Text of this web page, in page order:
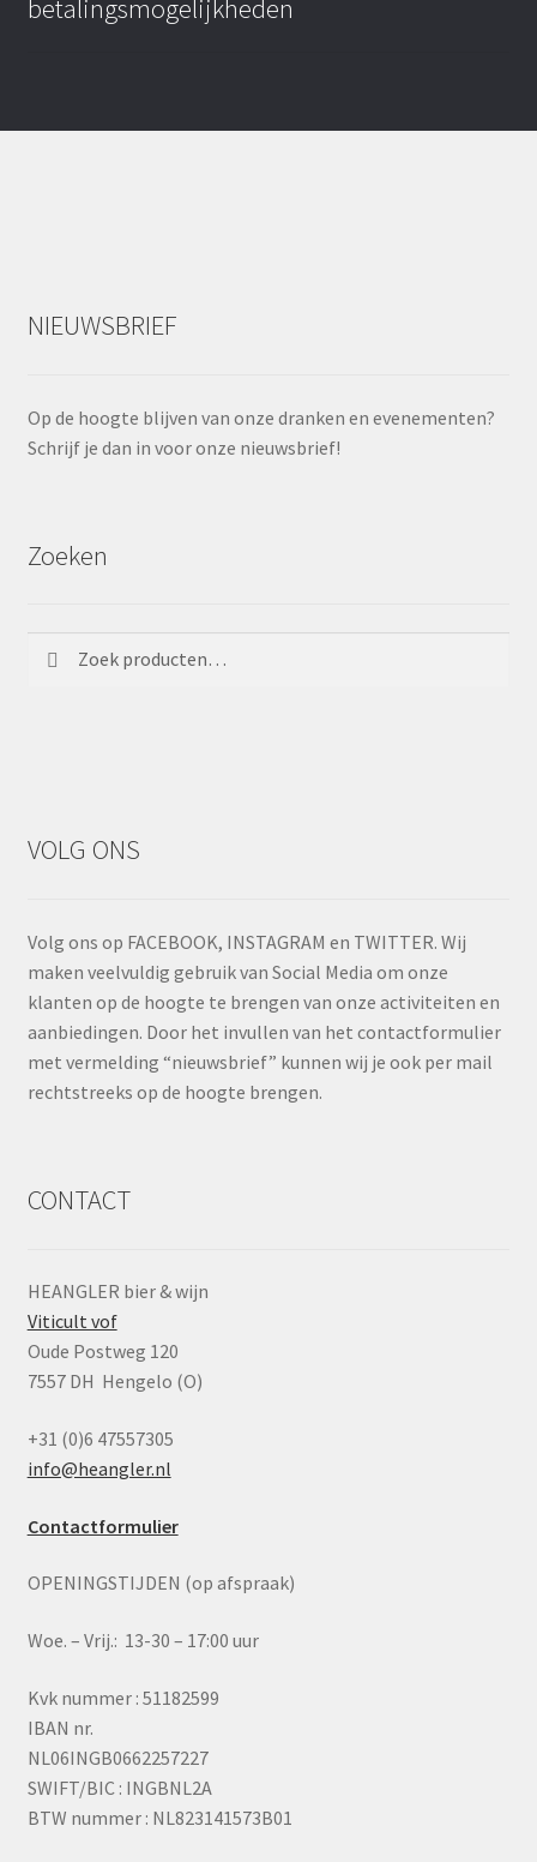
betalingsmogelijkheden
NIEUWSBRIEF
Op de hoogte blijven van onze dranken en evenementen?
Schrijf je dan in voor onze nieuwsbrief!
Zoeken
VOLG ONS
Volg ons op FACEBOOK, INSTAGRAM en TWITTER. Wij
maken veelvuldig gebruik van Social Media om onze
klanten op de hoogte te brengen van onze activiteiten en
aanbiedingen. Door het invullen van het contactformulier
met vermelding “nieuwsbrief” kunnen wij je ook per mail
rechtstreeks op de hoogte brengen.
CONTACT
HEANGLER bier & wijn
Viticult vof
Oude Postweg 120
7557 DH Hengelo (O)
+31 (0)6 47557305
info@heangler.nl
Contactformulier
OPENINGSTIJDEN (op afspraak)
Woe. – Vrij.: 13-30 – 17:00 uur
Kvk nummer : 51182599
IBAN nr.
NL06INGB0662257227
SWIFT/BIC : INGBNL2A
BTW nummer : NL823141573B01